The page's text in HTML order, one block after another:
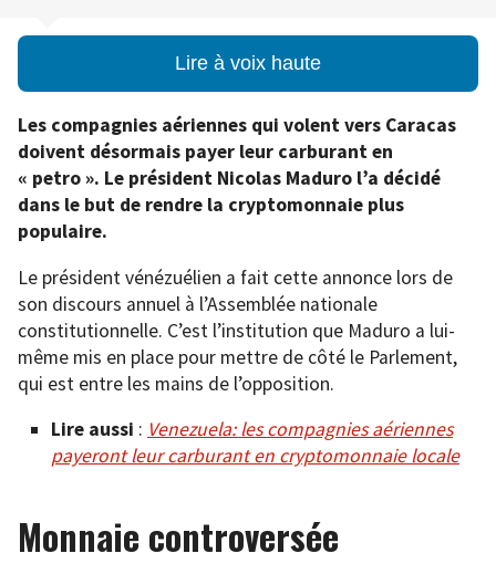
Lire à voix haute
Les compagnies aériennes qui volent vers Caracas
doivent désormais payer leur carburant en
« petro ». Le président Nicolas Maduro l’a décidé
dans le but de rendre la cryptomonnaie plus
populaire.
Le président vénézuélien a fait cette annonce lors de
son discours annuel à l’Assemblée nationale
constitutionnelle. C’est l’institution que Maduro a lui-
même mis en place pour mettre de côté le Parlement,
qui est entre les mains de l’opposition.
Lire aussi : Venezuela: les compagnies aériennes
payeront leur carburant en cryptomonnaie locale
Monnaie controversée